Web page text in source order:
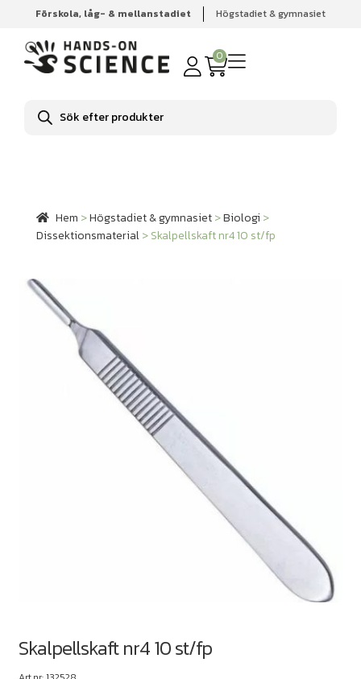
Förskola, låg- & mellanstadiet Högstadiet & gymnasiet
0
Produktsökning
Hem Högstadiet & gymnasiet
Biologi
Dissektionsmaterial
Skalpellskaft nr4 10 st/fp
Hem >Högstadiet & gymnasiet>Biologi >
Dissektionsmaterial>Skalpellskaft nr4 10 st/fp
Skalpellskaft nr4 10 st/fp